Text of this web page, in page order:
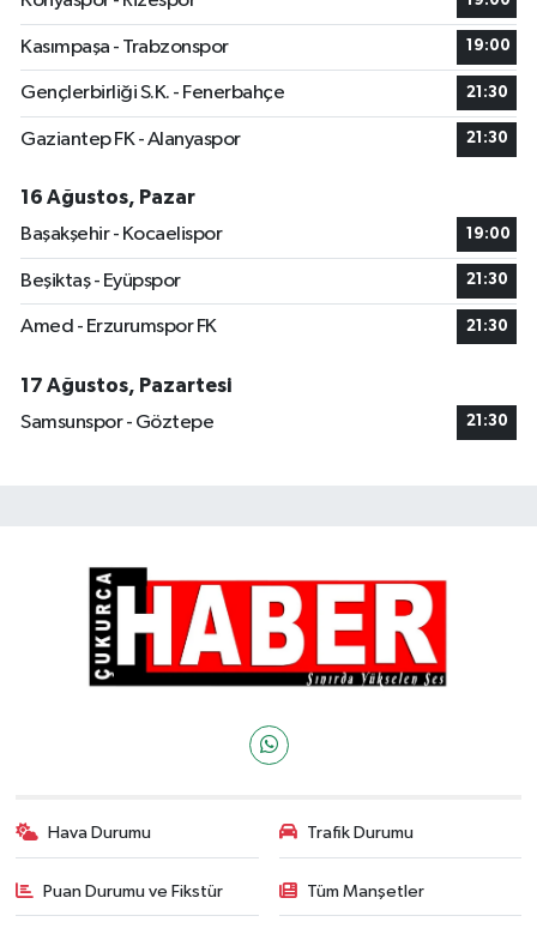
Kasımpaşa - Trabzonspor 19:00
Gençlerbirliği S.K. - Fenerbahçe 21:30
Gaziantep FK - Alanyaspor 21:30
16 Ağustos, Pazar
Başakşehir - Kocaelispor
19:00
Beşiktaş - Eyüpspor 21:30
Amed - Erzurumspor FK 21:30
17 Ağustos, Pazartesi
Samsunspor - Göztepe
21:30
Hava Durumu Trafik Durumu
Puan Durumu ve Fikstür Tüm Manşetler